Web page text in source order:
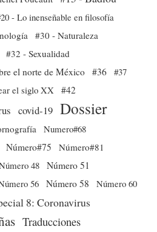
- Lo inenseñable en filosofía
#30 - Naturaleza
#32 - Sexualidad
el norte de México #36 #37
el siglo XX #42
covid-19 Dossier
Numero#68
Número#75
Número#81
48 Número 51
56 Número 58
Número 60
8: Coronavirus
Traducciones